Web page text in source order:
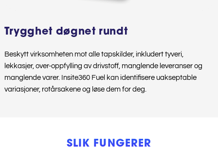
Trygghet døgnet rundt
Beskytt virksomheten mot alle tapskilder, inkludert tyveri,
lekkasjer, over-oppfylling av drivstoff, manglende leveranser og
manglende varer. Insite360 Fuel kan identifisere uakseptable
variasjoner, rotårsakene og løse dem for deg.
SLIK FUNGERER